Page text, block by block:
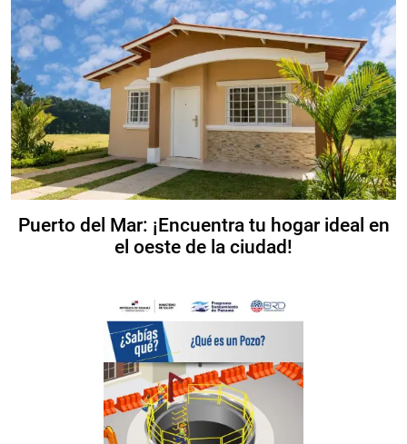
Puerto del Mar: ¡Encuentra tu hogar ideal en
el oeste de la ciudad!